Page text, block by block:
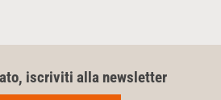
iscriviti alla newsletter